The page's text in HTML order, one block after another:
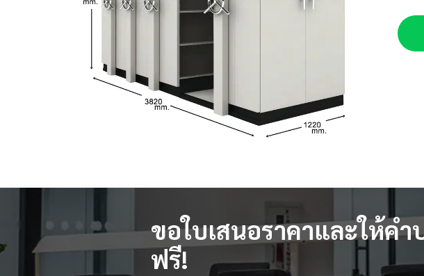
ขอใบเสนอราคาและให้คำ
ฟรี!